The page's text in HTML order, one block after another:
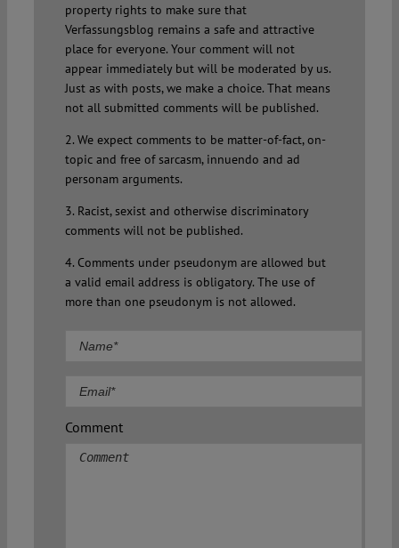
property rights to make sure that
Verfassungsblog remains a safe and attractive
place for everyone. Your comment will not
appear immediately but will be moderated by us.
Just as with posts, we make a choice. That means
not all submitted comments will be published.
2. We expect comments to be matter-of-fact, on-
topic and free of sarcasm, innuendo and ad
personam arguments.
3. Racist, sexist and otherwise discriminatory
comments will not be published.
4. Comments under pseudonym are allowed but
a valid email address is obligatory. The use of
more than one pseudonym is not allowed.
Comment